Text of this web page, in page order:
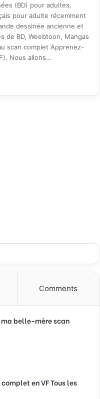
(BD) pour adultes.
pour adulte récemment
dessinée ancienne et
de BD, Weebtoon, Mangas
scan complet Apprenez-
Nous allons…
Comments
belle-mère scan
complet en VF Tous les